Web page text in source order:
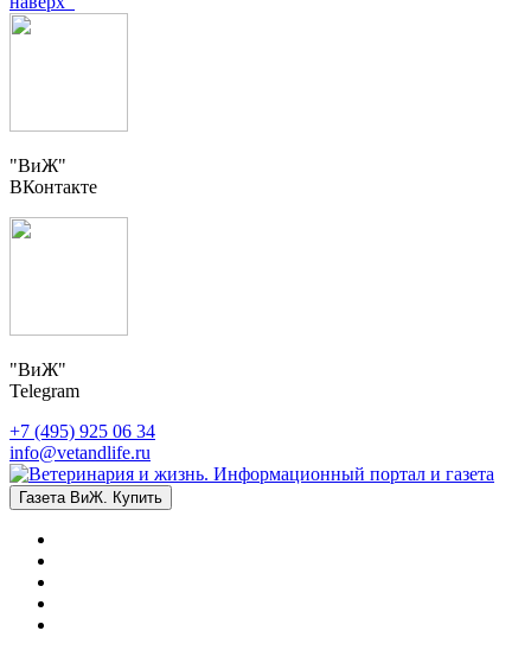
"ВиЖ"
ВКонтакте
"ВиЖ"
Telegram
+7 (495) 925 06 34
info@vetandlife.ru
Газета ВиЖ. Купить